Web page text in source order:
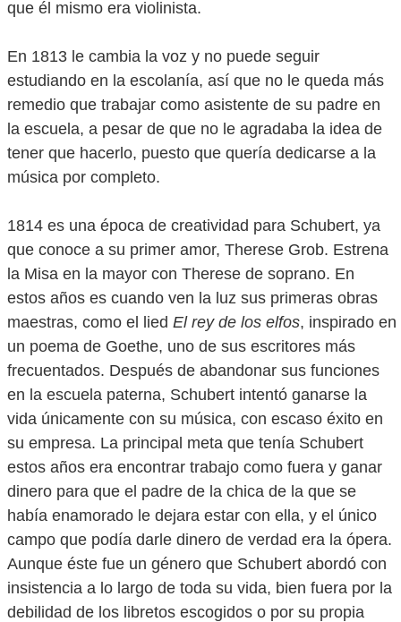
que él mismo era violinista.
En 1813 le cambia la voz y no puede seguir
estudiando en la escolanía, así que no le queda más
remedio que trabajar como asistente de su padre en
la escuela, a pesar de que no le agradaba la idea de
tener que hacerlo, puesto que quería dedicarse a la
música por completo.
1814 es una época de creatividad para Schubert, ya
que conoce a su primer amor, Therese Grob. Estrena
la Misa en la mayor con Therese de soprano. En
estos años es cuando ven la luz sus primeras obras
maestras, como el lied El rey de los elfos, inspirado en
un poema de Goethe, uno de sus escritores más
frecuentados. Después de abandonar sus funciones
en la escuela paterna, Schubert intentó ganarse la
vida únicamente con su música, con escaso éxito en
su empresa. La principal meta que tenía Schubert
estos años era encontrar trabajo como fuera y ganar
dinero para que el padre de la chica de la que se
había enamorado le dejara estar con ella, y el único
campo que podía darle dinero de verdad era la ópera.
Aunque éste fue un género que Schubert abordó con
insistencia a lo largo de toda su vida, bien fuera por la
debilidad de los libretos escogidos o por su propia